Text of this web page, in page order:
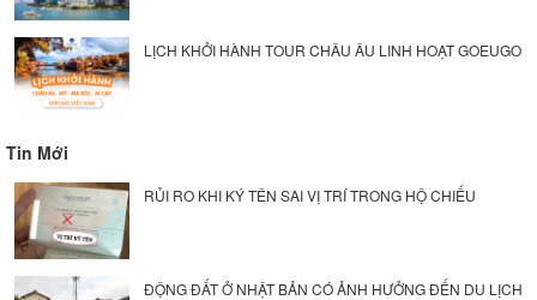
LỊCH KHỞI HÀNH TOUR CHÂU ÂU LINH HOẠT GOEUGO
Tin Mới
RỦI RO KHI KÝ TÊN SAI VỊ TRÍ TRONG HỘ CHIẾU
ĐỘNG ĐẤT Ở NHẬT BẢN CÓ ẢNH HƯỞNG ĐẾN DU LỊCH